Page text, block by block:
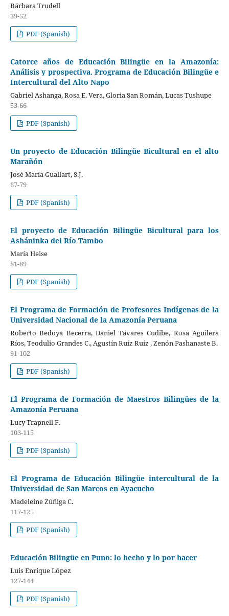
Bárbara Trudell
39-52
PDF (Spanish)
Catorce años de Educación Bilingüe en la Amazonía:
Análisis y prospectiva. Programa de Educación Bilingüe e
Intercultural del Alto Napo
Gabriel Ashanga, Rosa E. Vera, Gloria San Román, Lucas Tushupe
53-66
PDF (Spanish)
Un proyecto de Educación Bilingüe Bicultural en el alto
Marañón
José María Guallart, S.J.
67-79
PDF (Spanish)
El proyecto de Educación Bilingüe Bicultural para los
Asháninka del Río Tambo
María Heise
81-89
PDF (Spanish)
El Programa de Formación de Profesores Indígenas de la
Universidad Nacional de la Amazonía Peruana
Roberto Bedoya Becerra, Daniel Tavares Cudibe, Rosa Aguilera
Ríos, Teodulio Grandes C., Agustín Ruíz Ruíz , Zenón Pashanaste B.
91-102
PDF (Spanish)
El Programa de Formación de Maestros Bilingües de la
Amazonía Peruana
Lucy Trapnell F.
103-115
PDF (Spanish)
El Programa de Educación Bilingüe intercultural de la
Universidad de San Marcos en Ayacucho
Madeleine Zúñiga C.
117-125
PDF (Spanish)
Educación Bilingüe en Puno: lo hecho y lo por hacer
Luis Enrique López
127-144
PDF (Spanish)